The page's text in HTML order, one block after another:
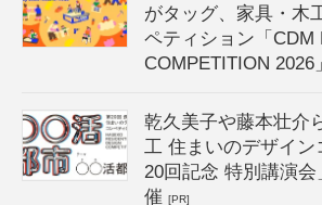
がタッグ、家具・木
ペティション「CDM
COMPETITION 2026
乾久美子や藤本壮介
工 住まいのデザイン
20回記念 特別講演会
催[PR]